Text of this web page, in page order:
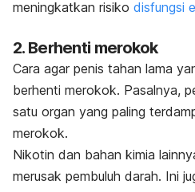
meningkatkan risiko disfungsi
2. Berhenti merokok
Cara agar penis tahan lama
berhenti merokok. Pasalnya,
satu organ yang paling
merokok.
Nikotin dan bahan kimia
merusak pembuluh darah. Ini